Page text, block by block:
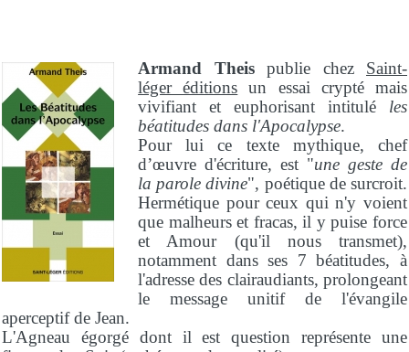
Armand Theispublie chez Saint-
léger éditions un essai crypté mais
vivifiant et euphorisant intitulé les
béatitudes dans l'Apocalypse.
Pour lui ce texte mythique, chef
d’œuvre d'écriture, est "une geste de
la parole divine", poétique de surcroit.
Hermétique pour ceux qui n'y voient
que malheurs et fracas, il y puise force
et Amour (qu'il nous transmet),
notamment dans ses 7 béatitudes, à
l'adresse des clairaudiants, prolongeant
le message unitif de l'évangile
aperceptif de Jean.
L'Agneau égorgé dont il est question représente une